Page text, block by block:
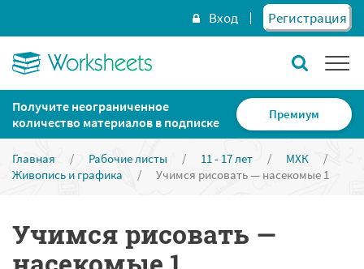
Вход Регистрация
Получите неограниченное
количество материалов в подписке
Премиум
Главная / Рабочие листы / 11 - 17 лет / МХК
/
Живопись и графика
/ Учимся рисовать — насекомые 1
Учимся рисовать —